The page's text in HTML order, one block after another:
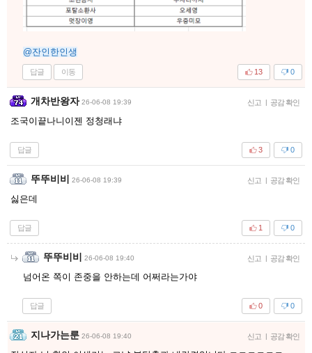
@잔인한인생
답글 이동 0
13
개차반왕자 26-06-08 19:39 신고 | 공감 확인
조국이끝나니이젠 정청래냐
답글 0
3
뚜뚜비비 26-06-08 19:39 신고 | 공감 확인
싫은데
답글 0
1
뚜뚜비비 26-06-08 19:40 신고 | 공감 확인
넘어온 쪽이 존중을 안하는데 어쩌라는가야
답글 0
0
지나가는룬 26-06-08 19:40 신고 | 공감 확인